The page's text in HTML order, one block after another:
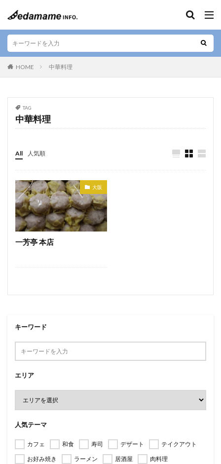
HOME 中華料理
TAG
中華料理
All 人気順
大阪
一芳亭 本店
キーワード
エリア
人気テーマ
カフェ 和食 寿司 デザート
テイクアウト
お好み焼き
ラーメン 居酒屋
肉料理
エリア
カフェ
肉料理
ベジタリアン
焼肉
しゃぶしゃぶ
定食
ビーガン 串カツ
懐石料理
中華料理
うどん
とんかつ